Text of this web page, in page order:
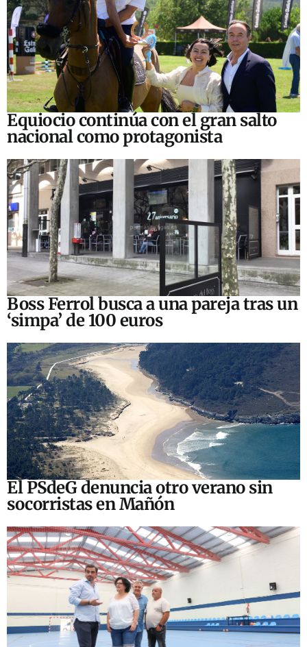
Equiocio continúa con el gran salto
nacional como protagonista
Boss Ferrol busca a una pareja tras un
‘simpa’ de 100 euros
El PSdeG denuncia otro verano sin
socorristas en Mañón